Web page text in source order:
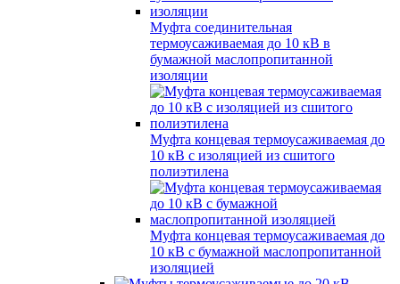
Муфта соединительная
термоусаживаемая до 10 кВ в
бумажной маслопропитанной
изоляции
Муфта концевая термоусаживаемая до
10 кВ с изоляцией из сшитого
полиэтилена
Муфта концевая термоусаживаемая до
10 кВ с бумажной маслопропитанной
изоляцией